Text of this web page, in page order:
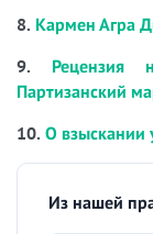
8. Кармен Агра
9. Рецензия
Партизанский
10. О взыскании
Из нашей